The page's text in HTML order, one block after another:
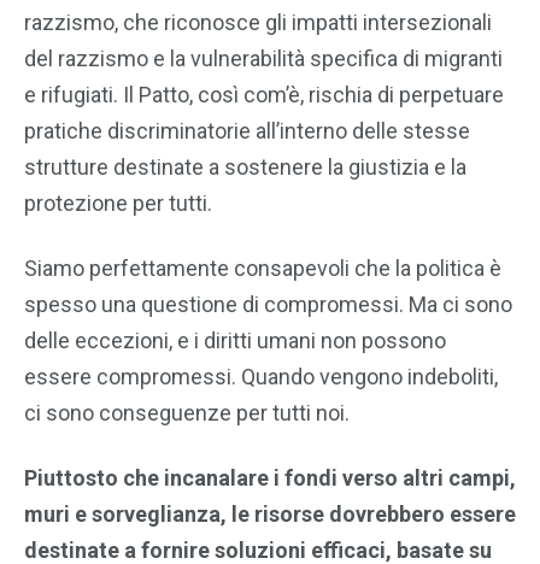
razzismo, che riconosce gli impatti intersezionali
del razzismo e la vulnerabilità specifica di migranti
e rifugiati. Il Patto, così com’è, rischia di perpetuare
pratiche discriminatorie all’interno delle stesse
strutture destinate a sostenere la giustizia e la
protezione per tutti.
Siamo perfettamente consapevoli che la politica è
spesso una questione di compromessi. Ma ci sono
delle eccezioni, e i diritti umani non possono
essere compromessi. Quando vengono indeboliti,
ci sono conseguenze per tutti noi.
Piuttosto che incanalare i fondi verso altri campi,
muri e sorveglianza, le risorse dovrebbero essere
destinate a fornire soluzioni efficaci, basate su